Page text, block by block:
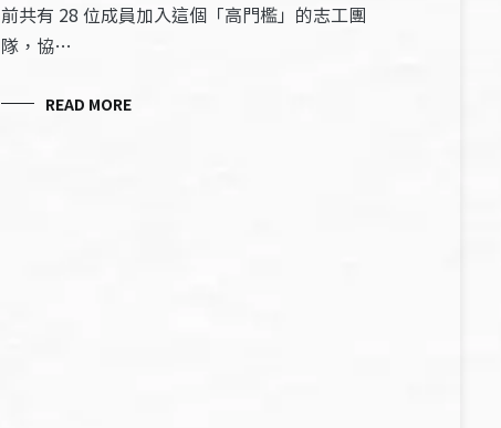
前共有 28 位成員加入這個「高門檻」的志工團
隊，協…
READ MORE